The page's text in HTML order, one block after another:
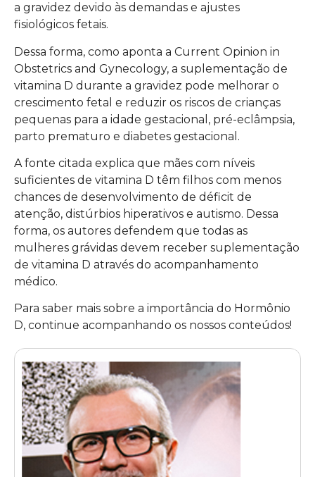
a gravidez devido às demandas e ajustes
fisiológicos fetais.
Dessa forma, como aponta a Current Opinion in
Obstetrics and Gynecology, a suplementação de
vitamina D durante a gravidez pode melhorar o
crescimento fetal e reduzir os riscos de crianças
pequenas para a idade gestacional, pré-eclâmpsia,
parto prematuro e diabetes gestacional.
A fonte citada explica que mães com níveis
suficientes de vitamina D têm filhos com menos
chances de desenvolvimento de déficit de
atenção, distúrbios hiperativos e autismo. Dessa
forma, os autores defendem que todas as
mulheres grávidas devem receber suplementação
de vitamina D através do acompanhamento
médico.
Para saber mais sobre a importância do Hormônio
D, continue acompanhando os nossos conteúdos!